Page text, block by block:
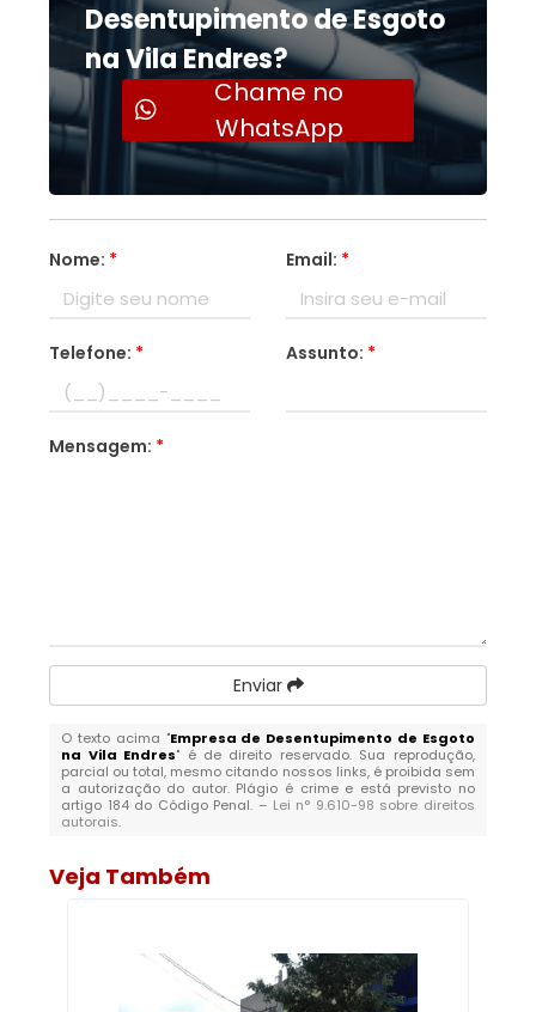
Desentupimento de Esgoto
na Vila Endres?
Chame no
WhatsApp
Nome: * Email: *
Telefone: * Assunto: *
Mensagem: *
Enviar
O texto acima "Empresa de Desentupimento de Esgoto
na Vila Endres" é de direito reservado. Sua reprodução,
parcial ou total, mesmo citando nossos links, é proibida sem
a autorização do autor. Plágio é crime e está previsto no
artigo 184 do Código Penal. – Lei n° 9.610-98 sobre direitos
autorais.
Veja Também